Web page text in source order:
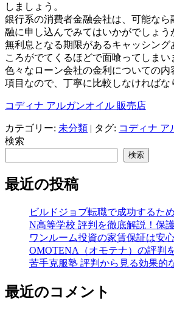
しましょう。
銀行系の消費者金融会社は、可能な
融に申し込んでみてはいかがでしょう
無利息となる期限があるキャッシン
ころがでてくるほどで面喰ってしまい
色々なローン会社の金利についての
項目なので、丁寧に比較しなければな
コディナ アルガンオイル 販売店
カテゴリー: 未分類 | タグ: コディナ ア
検索
検索
最近の投稿
ビルドジョブ転職で成功するた
N高等学校 評判を徹底解説！保
ワンルーム投資の家賃保証は安
OMOTENA（オモテナ）の評判
苦手克服塾 評判から見る効果的
最近のコメント